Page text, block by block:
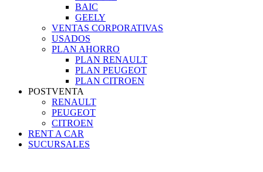
BAIC
GEELY
VENTAS CORPORATIVAS
USADOS
PLAN AHORRO
PLAN RENAULT
PLAN PEUGEOT
PLAN CITROEN
POSTVENTA
RENAULT
PEUGEOT
CITROEN
RENT A CAR
SUCURSALES